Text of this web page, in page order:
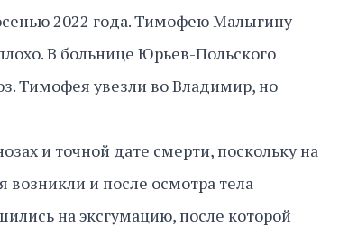
2022 года. Тимофею Малыгину
В больнице Юрьев-Польского
Тимофея увезли во Владимир, но
и точной дате смерти, поскольку на
и после осмотра тела
на эксгумацию, после которой